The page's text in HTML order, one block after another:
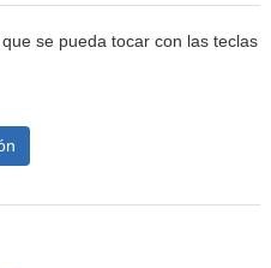
se pueda tocar con las teclas